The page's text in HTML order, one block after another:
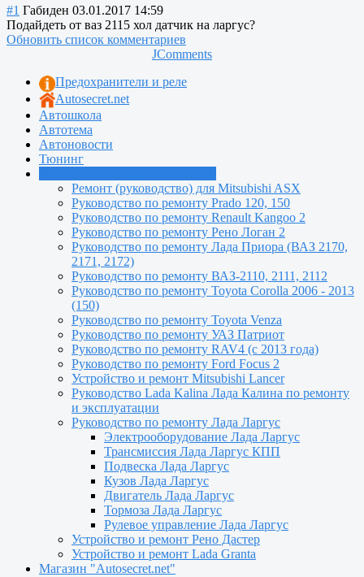
#1 Габиден 03.01.2017 14:59
Подайдеть от ваз 2115 хол датчик на ларгус?
Обновить список комментариев
JComments
Предохранители и реле
Autosecret.net
Автошкола
Автотема
Автоновости
Тюнинг
Ремонт (руководство) для Mitsubishi ASX
Руководство по ремонту Prado 120, 150
Руководство по ремонту Renault Kangoo 2
Руководство по ремонту Рено Логан 2
Руководство по ремонту Лада Приора (ВАЗ 2170,
2171, 2172)
Руководство по ремонту ВАЗ-2110, 2111, 2112
Руководство по ремонту Toyota Сorolla 2006 - 2013
(150)
Руководство по ремонту Toyota Venza
Руководство по ремонту УАЗ Патриот
Руководство по ремонту RAV4 (с 2013 года)
Руководство по ремонту Ford Focus 2
Устройство и ремонт Mitsubishi Lancer
Руководство Lada Kalina Лада Калина по ремонту
и эксплуатации
Руководство по ремонту Лада Ларгус
Электрооборудование Лада Ларгус
Трансмиссия Лада Ларгус КПП
Подвеска Лада Ларгус
Кузов Лада Ларгус
Двигатель Лада Ларгус
Тормоза Лада Ларгус
Рулевое управление Лада Ларгус
Устройство и ремонт Рено Дастер
Устройство и ремонт Lada Granta
Магазин "Autosecret.net"